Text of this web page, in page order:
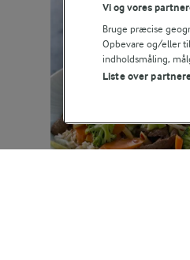
Vi og vores
Bruge præcise
Opbevare og/eller
indholdsmåling,
Liste over